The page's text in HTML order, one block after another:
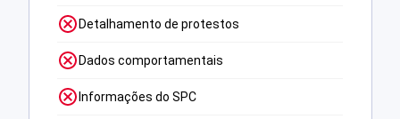
Detalhamento de protestos
Dados comportamentais
Informações do SPC